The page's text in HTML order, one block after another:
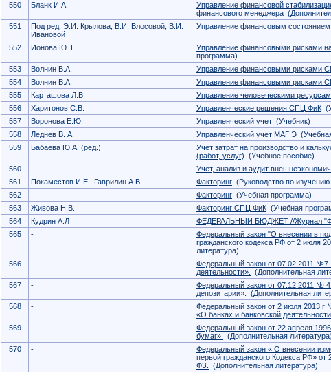
550
Бланк И.А.
Управление финансовой
финансового менеджера
551
Под ред. Э.И. Крылова, В.И. Влосовой, В.И.
Ивановой
Управление финансовым состоянием
552 Ионова Ю. Г. Управление финансовыми рисками
программа)
553
Волнин В.А. Управление финансовыми рисками
554
Волнин В.А. Управление финансовыми рисками
555
Карташова Л.В. Управление человеческими
556
Харитонов С.В. Управленческие решения СПЦ ФиК
557
Воронова Е.Ю. Управленческий учет (Учебник)
558
Леднев В. А. Управленческий учет МАГ Э
559
Бабаева Ю.А. (ред.)
Учет затрат на производство и
(работ, услуг) (Учебное пособие)
560
-
Учет, анализ и аудит
561
Покаместов И.Е., Гаврилин А.В. Факторинг (Руководство по
562
Факторинг (Учебная программа)
563
Живова Н.В. Факторинг СПЦ ФиК (Учебная
564
Кудрин А.Л ФЕДЕРАЛЬНЫЙ БЮДЖЕТ //Журнал
565
-
Федеральный закон "О внесении в
гражданского кодекса РФ от 2 июля
литература)
566
-
Федеральный закон от 07.02.2011
деятельности».
(Дополнительная
567
-
Федеральный закон от 07.12.2011 №
депозитарии».
(Дополнительная
568
-
Федеральный закон от 2 июля 2013
«О банках и банковской
569
-
Федеральный закон от 22 апреля
бумаг».
(Дополнительная литература)
570
-
Федеральный закон « О внесении
первой гражданского Кодекса РФ»
ФЗ.
(Дополнительная литература)